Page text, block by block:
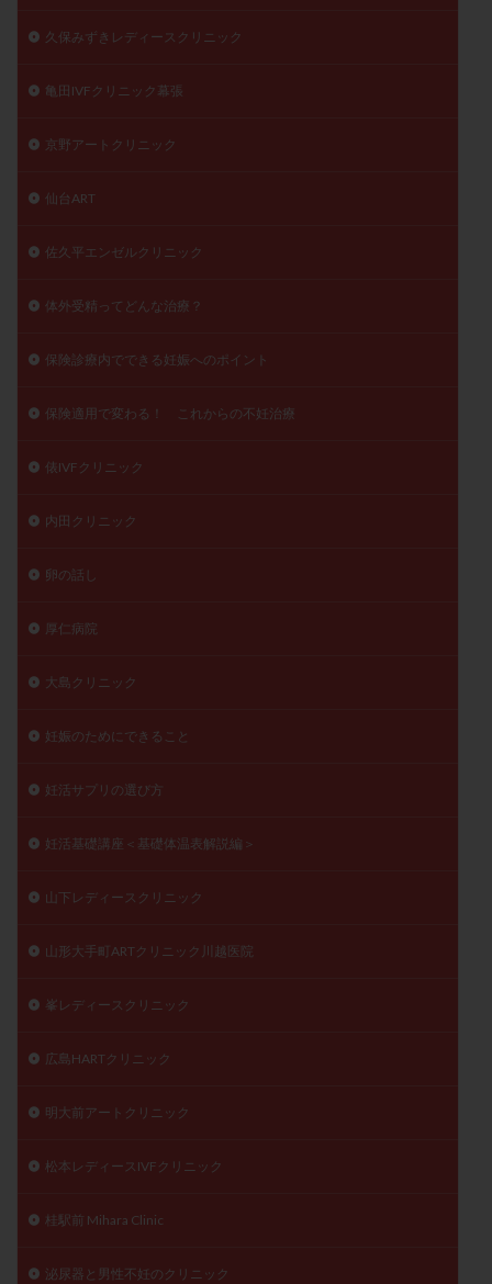
久保みずきレディースクリニック
亀田IVFクリニック幕張
京野アートクリニック
仙台ART
佐久平エンゼルクリニック
体外受精ってどんな治療？
保険診療内でできる妊娠へのポイント
保険適用で変わる！ これからの不妊治療
俵IVFクリニック
内田クリニック
卵の話し
厚仁病院
大島クリニック
妊娠のためにできること
妊活サプリの選び方
妊活基礎講座＜基礎体温表解説編＞
山下レディースクリニック
山形大手町ARTクリニック川越医院
峯レディースクリニック
広島HARTクリニック
明大前アートクリニック
松本レディースIVFクリニック
桂駅前 Mihara Clinic
泌尿器と男性不妊のクリニック